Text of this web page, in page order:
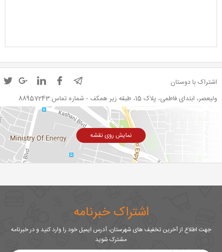
اشتراک با دوستان
ولیعصر، ابتدای فاطمی، پلاک 15، طبقه زیر همکف - شماره تماس:88957243
نمایش روی نقشه
اشتراک خبرنامه
جهت اطلاع از آخرین تخفیف های شهرستان، آدرس ایمیل خود را وارد کنید و در خبرنامه
مشترک شوید